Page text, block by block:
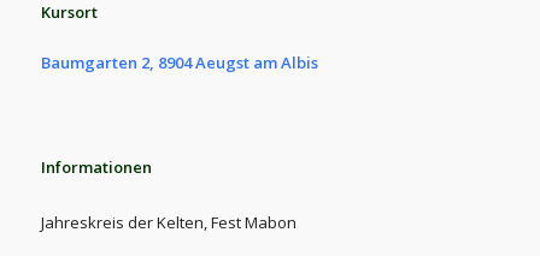
Kursort
Baumgarten 2, 8904 Aeugst am Albis
Informationen
Jahreskreis der Kelten, Fest Mabon